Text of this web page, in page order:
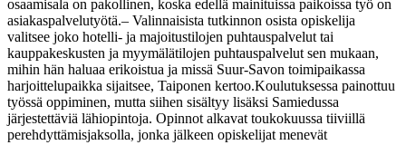
osaamisala on pakollinen, koska edellä mainituissa paikoissa työ on
asiakaspalvelutyötä.– Valinnaisista tutkinnon osista opiskelija
valitsee joko hotelli- ja majoitustilojen puhtauspalvelut tai
kauppakeskusten ja myymälätilojen puhtauspalvelut sen mukaan,
mihin hän haluaa erikoistua ja missä Suur-Savon toimipaikassa
harjoittelupaikka sijaitsee, Taiponen kertoo.Koulutuksessa painottuu
työssä oppiminen, mutta siihen sisältyy lisäksi Samiedussa
järjestettäviä lähiopintoja. Opinnot alkavat toukokuussa tiiviillä
perehdyttämisjaksolla, jonka jälkeen opiskelijat menevät